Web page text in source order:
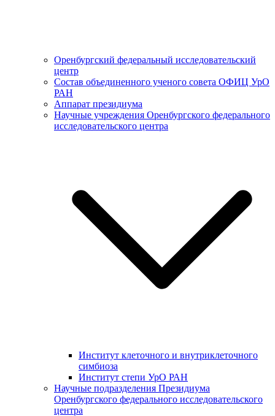
Оренбургский федеральный исследовательский
центр
Состав объединенного ученого совета ОФИЦ УрО
РАН
Аппарат президиума
Научные учреждения Оренбургского федерального
исследовательского центра
Институт клеточного и внутриклеточного
симбиоза
Институт степи УрО РАН
Научные подразделения Президиума
Оренбургского федерального исследовательского
центра